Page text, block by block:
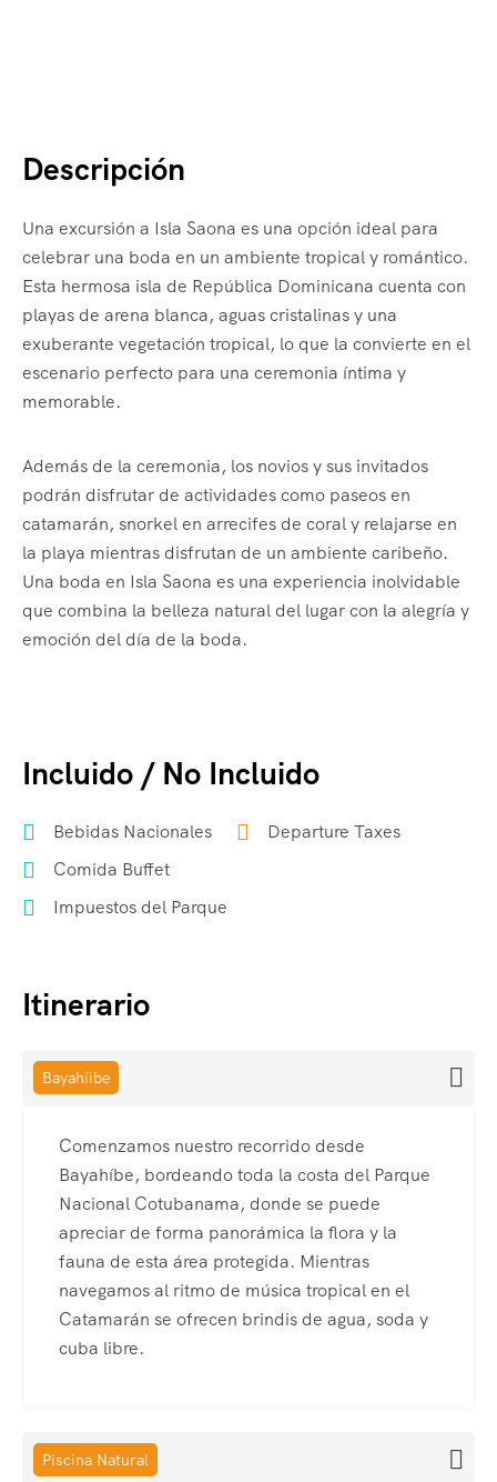
Descripción
Una excursión a Isla Saona es una opción ideal para
celebrar una boda en un ambiente tropical y romántico.
Esta hermosa isla de República Dominicana cuenta con
playas de arena blanca, aguas cristalinas y una
exuberante vegetación tropical, lo que la convierte en el
escenario perfecto para una ceremonia íntima y
memorable.
Además de la ceremonia, los novios y sus invitados
podrán disfrutar de actividades como paseos en
catamarán, snorkel en arrecifes de coral y relajarse en
la playa mientras disfrutan de un ambiente caribeño.
Una boda en Isla Saona es una experiencia inolvidable
que combina la belleza natural del lugar con la alegría y
emoción del día de la boda.
Incluido / No Incluido
Bebidas Nacionales
Comida Buffet
Impuestos del Parque
Departure Taxes
Itinerario
Bayahíibe
Comenzamos nuestro recorrido desde
Bayahíbe, bordeando toda la costa del Parque
Nacional Cotubanama, donde se puede
apreciar de forma panorámica la flora y la
fauna de esta área protegida. Mientras
navegamos al ritmo de música tropical en el
Catamarán se ofrecen brindis de agua, soda y
cuba libre.
Piscina Natural